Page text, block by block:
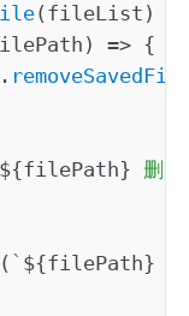
( fileList )
) => {
.
${filePath} 删除
( ` ${filePath}